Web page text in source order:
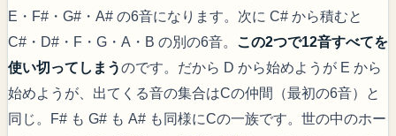
E・F#・G#・A# の6音になります。次に C# から積むと
C#・D#・F・G・A・B の別の6音。
この2つで12音すべてを
使い切ってしまうのです。だから D から始めようが E から
始めようが、出てくる音の集合はCの仲間（最初の6音）と
同じ。F# も G# も A# も同様にCの一族です。世の中のホー